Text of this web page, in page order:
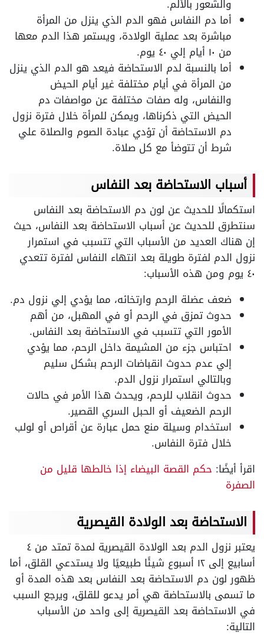
والشعور بالألم.
أما دم النفاس فهو الدم الذي ينزل من المرأة
مباشرة بعد عملية الولادة، ويستمر هذا الدم معها
من ١٠ أيام إلي ٤٠ يوم.
أما بالنسبة لدم الاستحاضة فيعد هو الدم الذي ينزل
من المرأة في أيام مختلفة غير أيام الحيض
والنفاس، وله صفات مختلفة عن مواصفات دم
الحيض التي ذكرناها، ويمكن للمرأة خلال فترة نزول
دم الاستحاضة أن تؤدي عبادة الصوم والصلاة علي
شرط أن تتوضأ مع كل صلاة.
أسباب الاستحاضة بعد النفاس
استكمالًا للحديث عن لون دم الاستحاضة بعد النفاس
سنتطرق للحديث عن أسباب الاستحاضة بعد النفاس، حيث
إن هناك العديد من الأسباب التي تتسبب في استمرار
نزول الدم لفترة طويلة بعد انتهاء النفاس لفترة تتعدي
٤٠ يوم ومن هذه الأسباب:
ضعف عضلة الرحم وارتخائه، مما يؤدي إلي نزول دم.
حدوث تمزق في الرحم أو في المهبل، من أهم
الأمور التي تتسبب في الاستحاضة بعد النفاس.
احتباس جزء من المشيمة داخل الرحم، مما يؤدي
إلي عدم حدوث انقباضات الرحم بشكل سليم
وبالتالي استمرار نزول الدم.
حدوث انقلاب للرحم، ويحدث هذا الأمر في حالات
الرحم الضعيف أو الحبل السري القصير.
استخدام وسيلة منع حمل عبارة عن أقراص أو لولب
خلال فترة النفاس.
اقرأ أيضًا: حكم القصة البيضاء إذا خالطها قليل من
الصفرة
الاستحاضة بعد الولادة القيصرية
يعتبر نزول الدم بعد الولادة القيصرية لمدة تمتد من ٤
أسابيع إلى ١٢ أسبوع شيئًا طبيعيًا ولا يستدعي القلق، أما
ظهور لون دم الاستحاضة بعد النفاس بعد هذه المدة أو
ما تسمى بالاستحاضة هي أمر يدعو للقلق، ويرجع السبب
في الاستحاضة بعد القيصرية إلى واحد من الأسباب
التالية: